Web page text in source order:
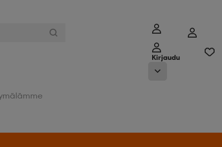
Kirjaudu